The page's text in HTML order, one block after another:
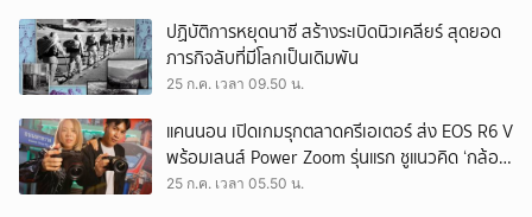
ปฏิบัติการหยุดนาซี สร้างระเบิดนิวเคลียร์ สุดยอด
ภารกิจลับที่มีโลกเป็นเดิมพัน
25 ก.ค. เวลา 09.50 น.
แคนนอน เปิดเกมรุกตลาดครีเอเตอร์ ส่ง EOS R6 V
พร้อมเลนส์ Power Zoom รุ่นแรก ชูแนวคิด ‘กล้อง
เดียว เอา(ทุก)เรื่อง’
25 ก.ค. เวลา 05.50 น.